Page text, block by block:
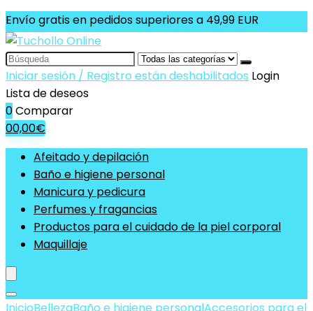
Envío gratis en pedidos superiores a 49,99 EUR
Search
for:
Iniciar sesión / Registro están deshabilitados Login
Lista de deseos
0Comparar
00,00€
Afeitado y depilación
Baño e higiene personal
Manicura y pedicura
Perfumes y fragancias
Productos para el cuidado de la piel corporal
Maquillaje